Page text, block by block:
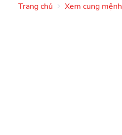
Trang chủ Xem cung mệnh